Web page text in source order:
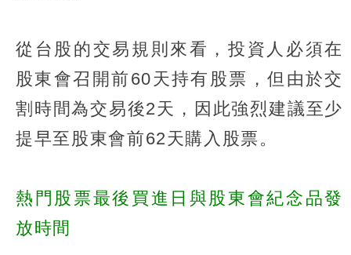
從台股的交易規則來看，投資人必須在
股東會召開前60天持有股票，但由於交
割時間為交易後2天，因此強烈建議至少
提早至股東會前62天購入股票。
熱門股票最後買進日與股東會紀念品發
放時間